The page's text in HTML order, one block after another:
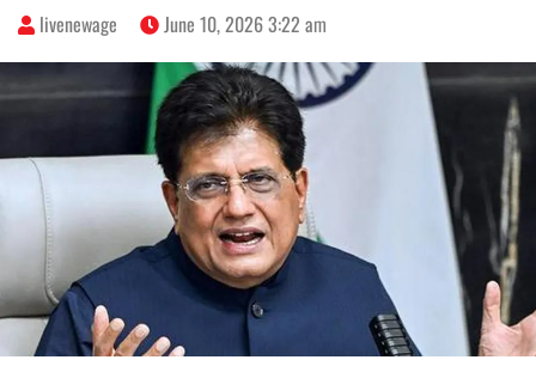
livenewage June 10, 2026 3:22 am